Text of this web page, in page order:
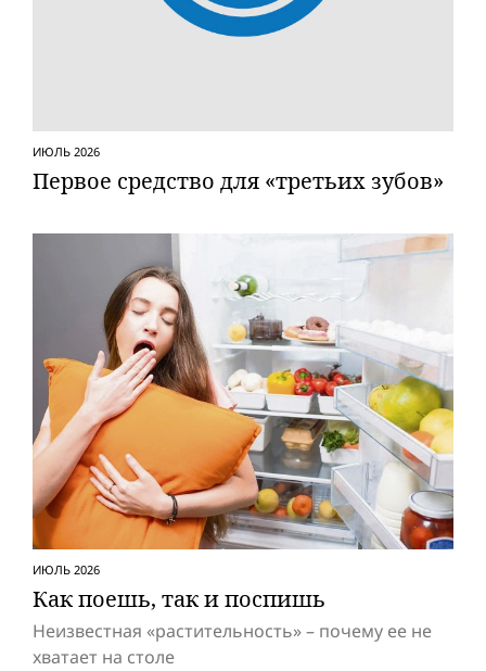
ИЮЛЬ 2026
Первое средство для «третьих зубов»
ИЮЛЬ 2026
Как поешь, так и поспишь
Неизвестная «растительность» – почему ее не
хватает на столе